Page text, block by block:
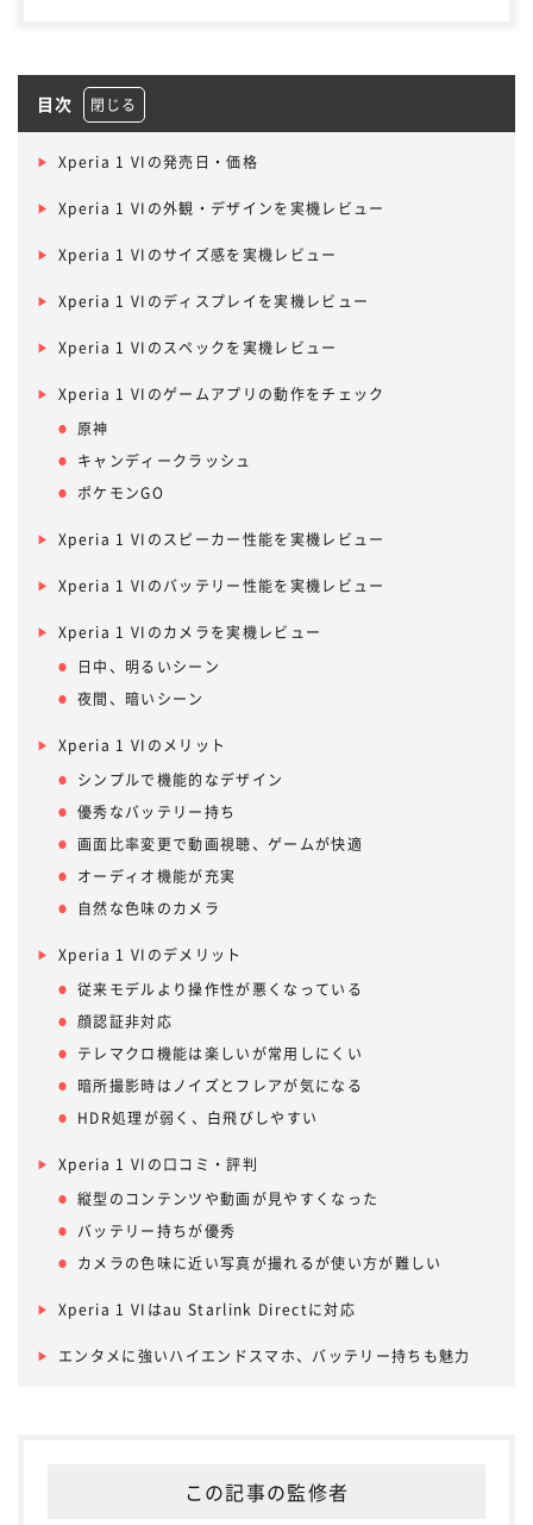
目次
Xperia 1 VIの発売日・価格
Xperia 1 VIの外観・デザインを実機レビュー
Xperia 1 VIのサイズ感を実機レビュー
Xperia 1 VIのディスプレイを実機レビュー
Xperia 1 VIのスペックを実機レビュー
Xperia 1 VIのゲームアプリの動作をチェック
原神
キャンディークラッシュ
ポケモンGO
Xperia 1 VIのスピーカー性能を実機レビュー
Xperia 1 VIのバッテリー性能を実機レビュー
Xperia 1 VIのカメラを実機レビュー
日中、明るいシーン
夜間、暗いシーン
Xperia 1 VIのメリット
シンプルで機能的なデザイン
優秀なバッテリー持ち
画面比率変更で動画視聴、ゲームが快適
オーディオ機能が充実
自然な色味のカメラ
Xperia 1 VIのデメリット
従来モデルより操作性が悪くなっている
顔認証非対応
テレマクロ機能は楽しいが常用しにくい
暗所撮影時はノイズとフレアが気になる
HDR処理が弱く、白飛びしやすい
Xperia 1 VIの口コミ・評判
縦型のコンテンツや動画が見やすくなった
バッテリー持ちが優秀
カメラの色味に近い写真が撮れるが使い方が難しい
Xperia 1 VIはau Starlink Directに対応
エンタメに強いハイエンドスマホ、バッテリー持ちも魅力
この記事の監修者